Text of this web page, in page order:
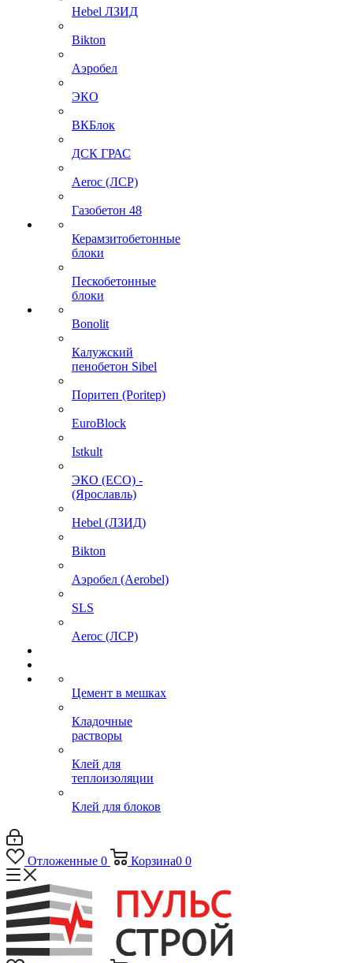
Hebel ЛЗИД
Bikton
Аэробел
ЭКО
ВКБлок
ДСК ГРАС
Aeroc (ЛСР)
Газобетон 48
Керамзитобетонные
блоки
Пескобетонные
блоки
Bonolit
Калужский
пенобетон Sibel
Поритеп (Poritep)
EuroBlock
Istkult
ЭКО (ECO) -
(Ярославль)
Hebel (ЛЗИД)
Bikton
Аэробел (Aerobel)
SLS
Aeroc (ЛСР)
Цемент в мешках
Кладочные
растворы
Клей для
теплоизоляции
Клей для блоков
Отложенные 0 Корзина0 0